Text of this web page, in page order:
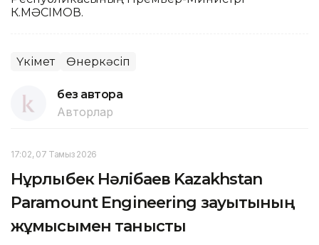
К.МӘСІМОВ.
Үкімет Өнеркәсіп
без автора
Авторлар
17:02, 07 Тамыз 2026
Нұрлыбек Нәлібаев Kazakhstan
Paramount Engineering зауытының
жұмысымен танысты